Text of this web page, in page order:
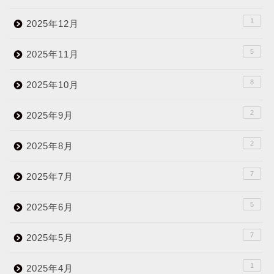
2025年12月 1
2025年11月 5
2025年10月 8
2025年9月 2
2025年8月 2
2025年7月 7
2025年6月 5
2025年5月 7
2025年4月 1